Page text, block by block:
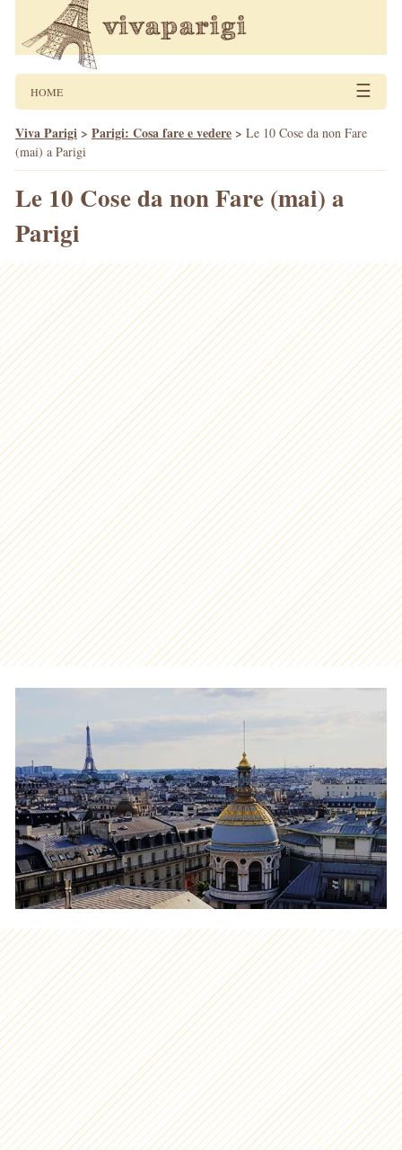
HOME ☰
Viva Parigi > Parigi: Cosa fare e vedere > Le 10 Cose da non Fare
(mai) a Parigi
Le 10 Cose da non Fare (mai) a
Parigi